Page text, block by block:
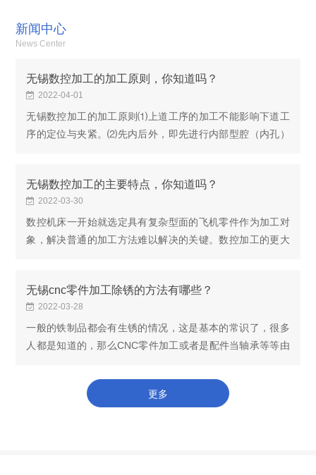
新闻中心
News Center
无锡数控加工的加工原则，你知道吗？
2022-04-01
无锡数控加工的加工原则⑴上道工序的加工不能影响下道工
序的定位与夹紧。⑵先内后外，即先进行内部型腔（内孔）
无锡数控加工的主要特点，你知道吗？
2022-03-30
数控机床一开始就选定具有复杂型面的飞机零件作为加工对
象，解决普通的加工方法难以解决的关键。数控加工的更大
无锡cnc零件加工除锈的方法有哪些？
2022-03-28
一般的铁制品都会有生锈的情况，这是基本的常识了，很多
人都是知道的，那么CNC零件加工或者是配件当轴承等等由
基本不能够用机械方法来处理，是用化学酸洗则会...
更多